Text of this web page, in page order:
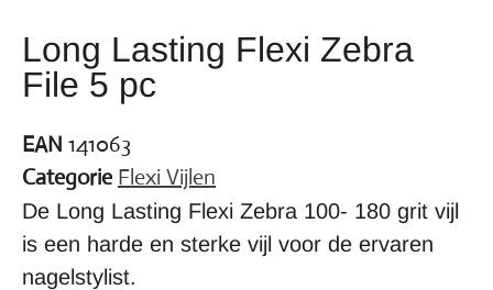
Long Lasting Flexi Zebra
File 5 pc
EAN 141063
Categorie Flexi Vijlen
De Long Lasting Flexi Zebra 100- 180 grit vijl
is een harde en sterke vijl voor de ervaren
nagelstylist.